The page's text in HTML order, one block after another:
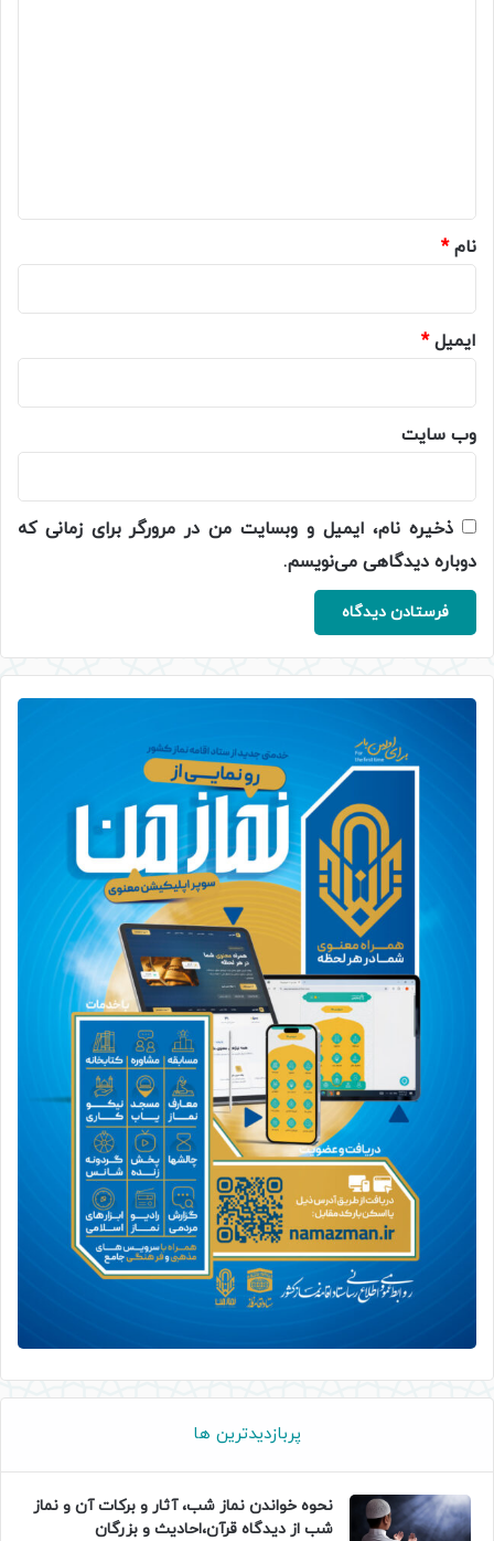
نام*
ایمیل*
وب‌ سایت
ذخیره نام، ایمیل و وبسایت من در مرورگر برای زمانی که
دوباره دیدگاهی می‌نویسم.
پربازدیدترین ها
نحوه خواندن نماز شب، آثار و برکات آن و نماز
شب از دیدگاه قرآن،احادیث و بزرگان